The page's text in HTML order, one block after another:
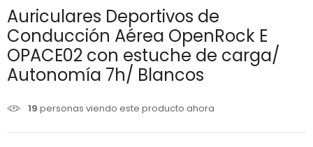
Auriculares Deportivos de
Conducción Aérea OpenRock E
OPACE02 con estuche de carga/
Autonomía 7h/ Blancos
19 personas viendo este producto ahora